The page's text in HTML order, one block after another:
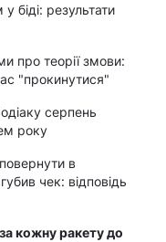
біді: результати
про теорії змови:
"прокинутися"
серпень
року
в
чек: відповідь
кожну ракету до